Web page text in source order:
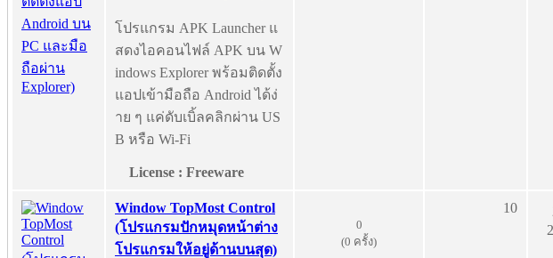
โปรแกรม APK Launcher แ
สดงไอคอนไฟล์ APK บน W
indows Explorer พร้อมติดตั้ง
แอปเข้ามือถือ Android ได้ง่
าย ๆ แค่ดับเบิ้ลคลิกผ่าน US
B หรือ Wi-Fi
License : Freeware
Window TopMost Control
(โปรแกรมปักหมุดหน้าต่าง
โปรแกรมให้อยู่ด้านบนสุด)
0
(0 ครั้ง)
10